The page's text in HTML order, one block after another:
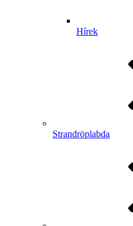
Hírek
Strandröplabda